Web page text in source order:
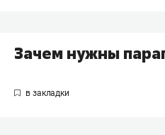
Зачем нужны